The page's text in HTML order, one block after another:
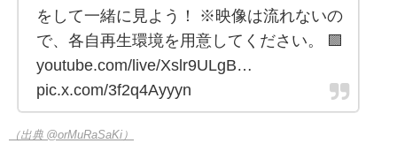
をして一緒に見よう！ ※映像は流れないの
で、各自再生環境を用意してください。 🟪
youtube.com/live/Xslr9ULgB…
pic.x.com/3f2q4Ayyyn
（出典 @orMuRaSaKi）